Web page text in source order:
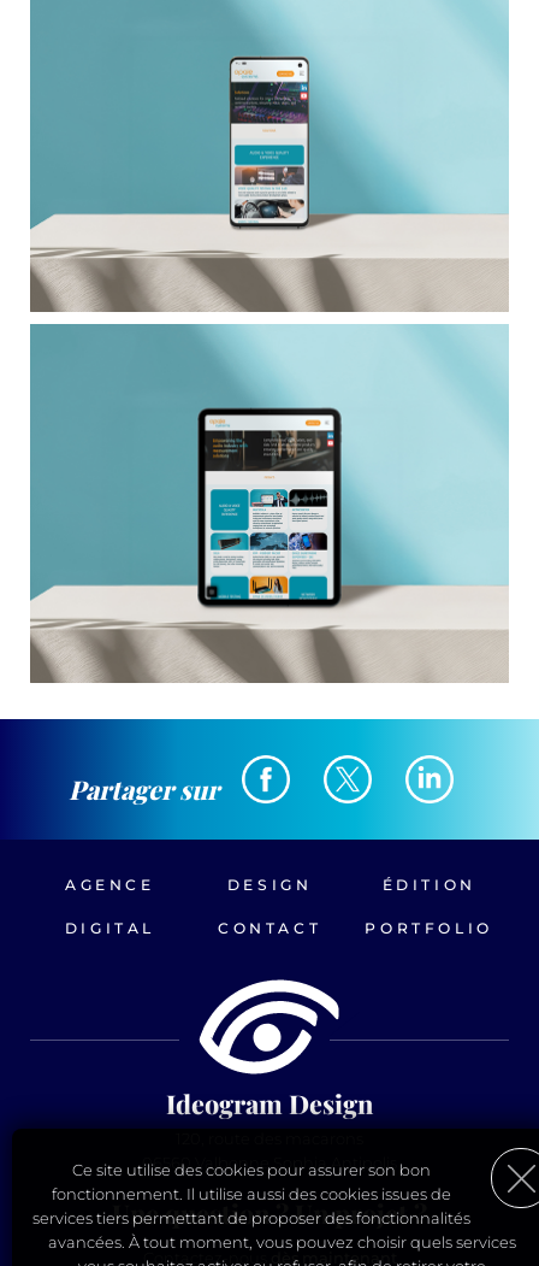
Partager sur
AGENCE DESIGN ÉDITION
DIGITAL CONTACT PORTFOLIO
Ideogram Design
06560 Valbonne Sophia Antipolis
Une question ? Un projet ?
Contactez-nous dès maintenant
Ce site utilise des cookies pour assurer son bon
fonctionnement. Il utilise aussi des cookies issues de
services tiers permettant de proposer des fonctionnalités
avancées. À tout moment, vous pouvez choisir quels services